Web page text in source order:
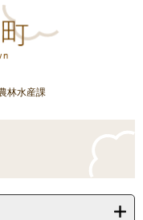
林水産課